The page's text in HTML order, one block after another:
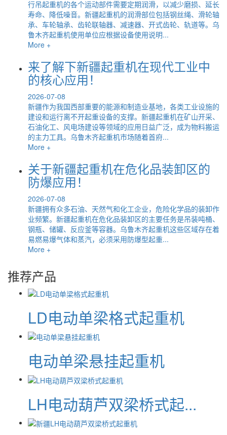
行吊起重机的各个运动部件需要定期润滑，以减少磨损、延长
寿命、降低噪音。新疆起重机的润滑部位包括钢丝绳、滑轮轴
承、车轮轴承、齿轮联轴器、减速器、开式齿轮、轨道等。乌
鲁木齐起重机使用单位应根据设备使用说明...
More +
来了解下新疆起重机在现代工业中
的核心应用！
2026-07-08
新疆作为我国西部重要的能源和制造业基地，各类工业设施的
建设和运行离不开起重设备的支撑。新疆起重机在矿山开采、
石油化工、风电场建设等领域的应用日益广泛，成为物料搬运
的主力工具。乌鲁木齐起重机市场随着首府...
More +
关于新疆起重机在危化品装卸区的
防爆应用！
2026-07-08
新疆拥有众多石油、天然气和化工企业，危险化学品的装卸作
业频繁。新疆起重机在危化品装卸区的主要任务是吊装吨桶、
钢瓶、储罐、反应釜等容器。乌鲁木齐起重机这些区域存在着
易燃易爆气体和蒸汽，必须采用防爆型起重...
More +
推荐产品
LD电动单梁格式起重机
电动单梁悬挂起重机
LH电动葫芦双梁桥式起...